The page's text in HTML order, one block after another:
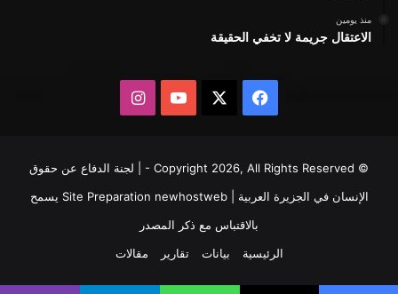
منذ يومين
الاعتقال جريمة لا تخفي الحقيقة
فيسبوك يوتيوبانستقرام
© Copyright 2026, All Rights Reserved - | لجنة الدفاع عن حقوق
الإنسان في الجزيرة العربية | Site Preparationnewhostweb
يسمح
بالاقتباس مع ذكر المصدر
الرئيسية
بيانات تقارير مقالات